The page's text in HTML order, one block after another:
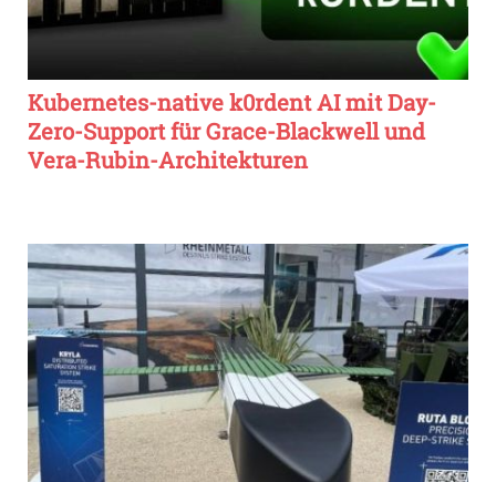
Kubernetes-native k0rdent AI mit Day-
Zero-Support für Grace-Blackwell und
Vera-Rubin-Architekturen